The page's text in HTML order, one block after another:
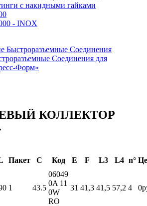
с накидными гайками
- INOX
Быстроразъемные Соединения
Соединения для
Форм»
КОЛЛЕКТОР
Пакет С Код E F L3 L4 n°
1 43.5
06049
0A 11
0W
RO
31 41,3 41,5 57,2 4